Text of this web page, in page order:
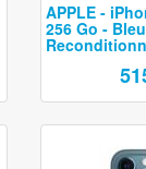
APPLE -
256 Go -